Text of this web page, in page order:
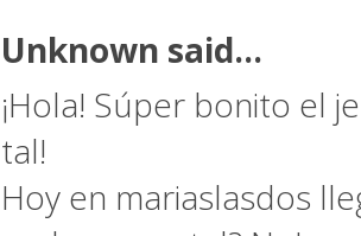
Unknown said...
¡Hola! Súper bonito el
tal!
Hoy en mariaslasdos